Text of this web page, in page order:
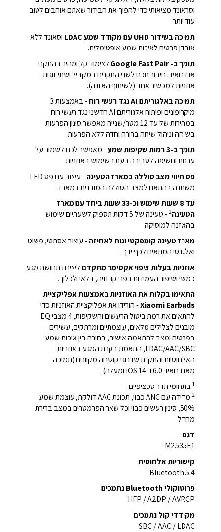
וסראונד מציאותי כדי להפוך את הבידור שאתם אוהבים לטוב
עוד יותר.
תמיכה בשידור UHD עם מקודד שמע LDAC
וסאונד ללא
אובדן פרטים לאיכות שמע אופטימלית.
תומך ב- Google Fast Pair
לצימוד קל ומהיר בהתקני
אנדרואיד. חיבור חכם לשני התקנים במקביל ושתי זוגות
אוזניות למכשיר אחד (לשיתוף האזנה).
תמיכה באלגוריתם AI נגד רעשי רוח
- באמצעות 3
מיקרופונים ופיתוח אלגוריתם AI חדשני נגד רעשי רוח
במהירות של עד 12 מטר/שנייה מאפשר סינון הפרעות
בשיחה וניהול שיחה ברורה וחדה ללא הפרעות.
תומך ב-3 רמות שקיפות שמע
- מאפשר לכם לשמור על
ערנות וחשיפה לסביבה בעת השימוש באוזניות.
פס חיווי מצב סוללה במארז הטעינה
- עיצוב עם פס LED
משתנה בהתאם למצב הסוללה המובנית במארז.
עד 8 שעות שימוש וכ-33 שעות ביחד עם מארז
הטעינה2
- טעינה של 5 דקות תספיק לשעתיים שימוש
בהאזנה למוסיקה.
מארז טעינה קומפקטי ונוח לאחיזה- עיצוב אסתטי, פשוט
ואלגנטי המתאים לכף ידך.
אוזניות בעלות ציפוי אקסימר מתקדם ליצירת תחושת מגע
כמשי ושיפור העמידות בפני קורוזיה, בלאי ולכלוך.
התאימו בקלות את האוזניות באמצעות אפליקציית
Xiaomi Earbuds- הורידו את אפליקציית האוזניות כדי
להתאים את רמת ביטול הרעשים והשקיפות, 4 מצבי EQ
מובנים לצלילים מלאים, עוצמתיים ומרתקים, עשירים
בפרטים ומצב להתאמה אישית, בחירה בין איכות שמע
LDAC/AAC/SBC, התאמת בקרת המגע באוזניות
האלחוטיות והתקנת שדרוגי קושחה מקוונים (תמיכה
מאנדרואיד 6.0 ו- iOS 14 ומעלה).
1 בתחומי תדר ספציפיים
2
מדידה עם ANC כבוי, תכונת AAC דולקת, עוצמת שמע
50%, סינון רעשים כבוי וכל שאר הפרמטרים במצב ברירת
מחדל
דגם
M2535E1
קישוריות אלחוטית
Bluetooth 5.4
פרוטוקולי Bluetooth נתמכים
HFP / A2DP / AVRCP
מקודדי קול נתמכים
SBC / AAC / LDAC